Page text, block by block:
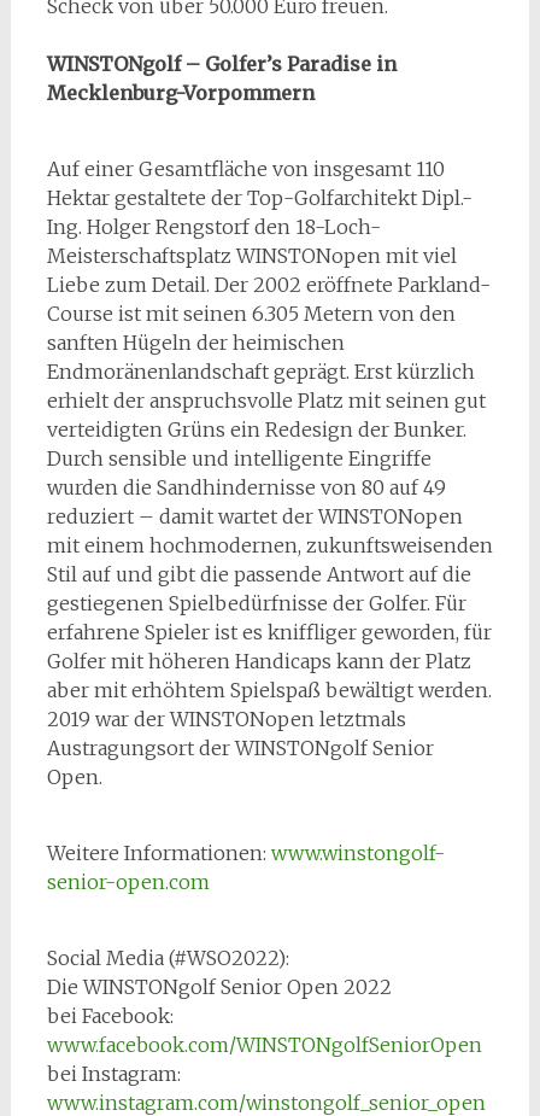
Scheck von über 50.000 Euro freuen.
WINSTONgolf – Golfer’s Paradise in
Mecklenburg-Vorpommern
Auf einer Gesamtfläche von insgesamt 110
Hektar gestaltete der Top-Golfarchitekt Dipl.-
Ing. Holger Rengstorf den 18-Loch-
Meisterschaftsplatz WINSTONopen mit viel
Liebe zum Detail. Der 2002 eröffnete Parkland-
Course ist mit seinen 6.305 Metern von den
sanften Hügeln der heimischen
Endmoränenlandschaft geprägt. Erst kürzlich
erhielt der anspruchsvolle Platz mit seinen gut
verteidigten Grüns ein Redesign der Bunker.
Durch sensible und intelligente Eingriffe
wurden die Sandhindernisse von 80 auf 49
reduziert – damit wartet der WINSTONopen
mit einem hochmodernen, zukunftsweisenden
Stil auf und gibt die passende Antwort auf die
gestiegenen Spielbedürfnisse der Golfer. Für
erfahrene Spieler ist es kniffliger geworden, für
Golfer mit höheren Handicaps kann der Platz
aber mit erhöhtem Spielspaß bewältigt werden.
2019 war der WINSTONopen letztmals
Austragungsort der WINSTONgolf Senior
Open.
Weitere Informationen: www.winstongolf-
senior-open.com
Social Media (#WSO2022):
Die WINSTONgolf Senior Open 2022
bei Facebook:
www.facebook.com/WINSTONgolfSeniorOpen
bei Instagram:
www.instagram.com/winstongolf_senior_open